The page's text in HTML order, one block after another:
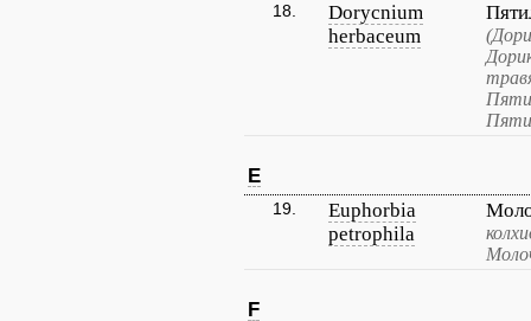
18.
Dorycnium
herbaceum
E
19.
Euphorbia
petrophila
F